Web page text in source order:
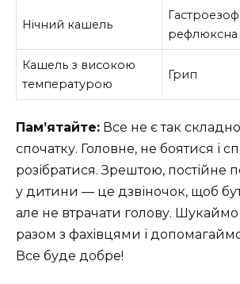
Нічний кашель
рефлюксна
Кашель з високою
температурою
Грип
Пам’ятайте: Все не є так
спочатку. Головне, не боятися і
розібратися. Зрештою, постійне
у дитини — це дзвіночок, щоб
але не втрачати голову.
разом з фахівцями і
Все буде добре!